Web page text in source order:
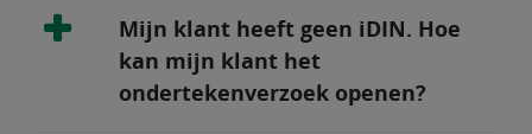
Mijn klant heeft geen iDIN. Hoe
kan mijn klant het
ondertekenverzoek openen?